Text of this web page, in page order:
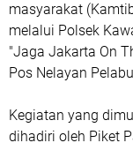
masyarakat
melalui Polsek
"Jaga Jakarta On
Pos Nelayan
Kegiatan yang
dihadiri oleh Piket